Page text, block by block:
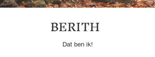
BERITH
Dat ben ik!